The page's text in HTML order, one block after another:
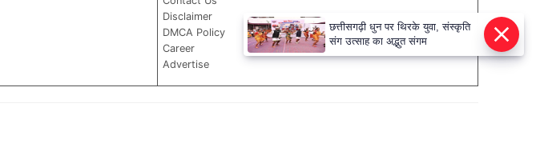
Disclaimer
DMCA Policy
Career
Advertise
छत्तीसगढ़ी धुन पर थिरके युवा, संस्कृति
संग उत्साह का अद्भुत संगम